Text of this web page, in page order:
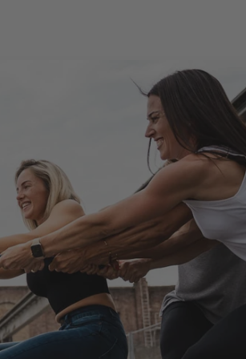
Leitungsverhältnis stimmt.
Es ist schon die 4. Hose, die
Kann Euch weiterempfehlen.
Hilfreich?
Twitter
Facebook
Bergisch
Anonymous
Trusted Shops
Alles Top. Wie immer!
Teilen
Twitter
Facebook
M P
Trusted Shops